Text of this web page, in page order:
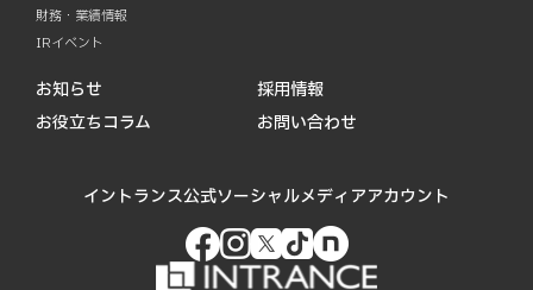
財務・業績情報
IRイベント
お知らせ
お役立ちコラム
採用情報
お問い合わせ
イントランス公式ソーシャルメディアアカウント